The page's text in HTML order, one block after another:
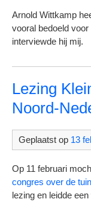
Arnold Wittkamp
vooral bedoeld
interviewde hij mij.
Lezing
Noord-
Geplaatst op 13
Op 11 februari
congres over de
lezing en leidde